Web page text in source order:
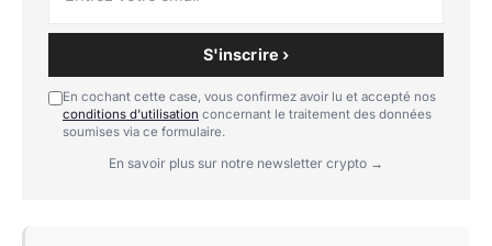
S'inscrire ›
En cochant cette case, vous confirmez avoir lu et accepté nos
conditions d'utilisation concernant le traitement des données
soumises via ce formulaire.
En savoir plus sur notre newsletter crypto →